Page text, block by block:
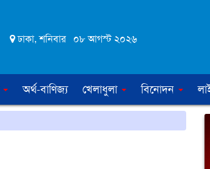
ঢাকা, শনিবার ০৮ আগস্ট ২০২৬
অর্থ-বাণিজ্য খেলাধুলা বিনোদন